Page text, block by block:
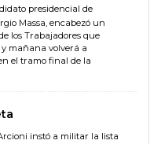
presidencial de
Massa, encabezó un
los Trabajadores que
y mañana volverá a
el tramo final de la
instó a militar la lista